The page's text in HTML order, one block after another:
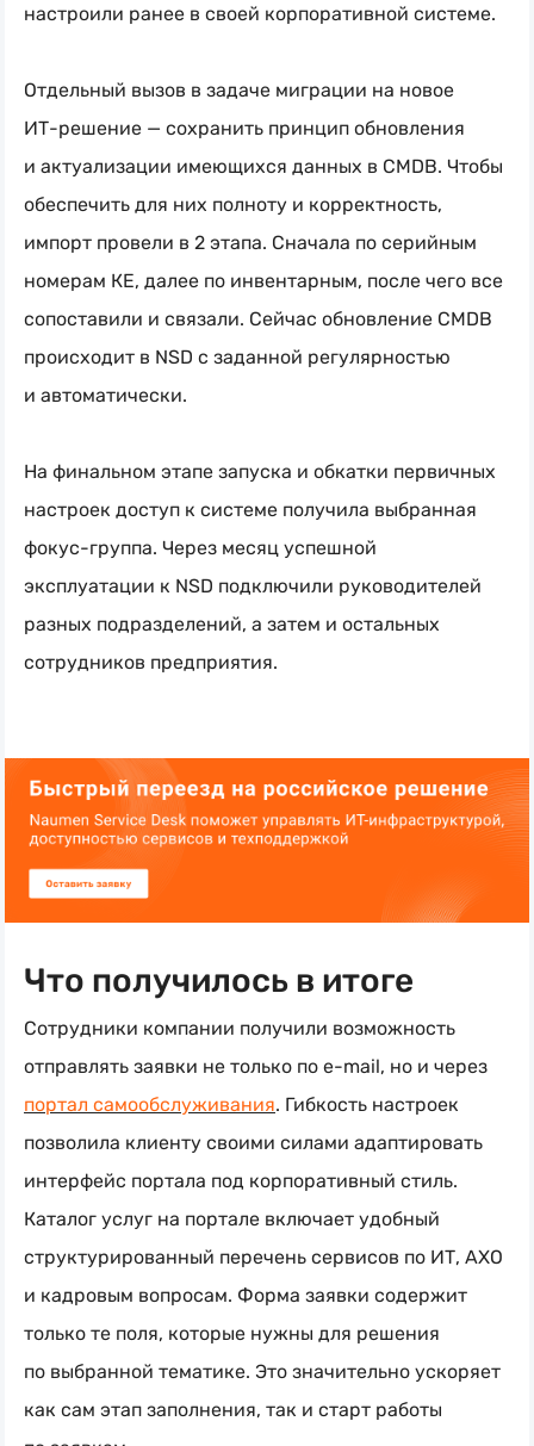
настроили ранее в своей корпоративной системе.
Отдельный вызов в задаче миграции на новое
ИТ-решение — сохранить принцип обновления
и актуализации имеющихся данных в CMDB. Чтобы
обеспечить для них полноту и корректность,
импорт провели в 2 этапа. Сначала по серийным
номерам КЕ, далее по инвентарным, после чего все
сопоставили и связали. Сейчас обновление CMDB
происходит в NSD с заданной регулярностью
и автоматически.
На финальном этапе запуска и обкатки первичных
настроек доступ к системе получила выбранная
фокус-группа. Через месяц успешной
эксплуатации к NSD подключили руководителей
разных подразделений, а затем и остальных
сотрудников предприятия.
Что получилось в итоге
Сотрудники компании получили возможность
отправлять заявки не только по e-mail, но и через
портал самообслуживания. Гибкость настроек
позволила клиенту своими силами адаптировать
интерфейс портала под корпоративный стиль.
Каталог услуг на портале включает удобный
структурированный перечень сервисов по ИТ, АХО
и кадровым вопросам. Форма заявки содержит
только те поля, которые нужны для решения
по выбранной тематике. Это значительно ускоряет
как сам этап заполнения, так и старт работы